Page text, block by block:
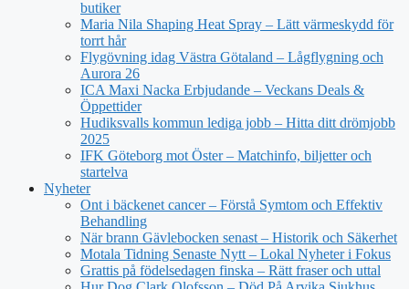
butiker
Maria Nila Shaping Heat Spray – Lätt värmeskydd för
torrt hår
Flygövning idag Västra Götaland – Lågflygning och
Aurora 26
ICA Maxi Nacka Erbjudande – Veckans Deals &
Öppettider
Hudiksvalls kommun lediga jobb – Hitta ditt drömjobb
2025
IFK Göteborg mot Öster – Matchinfo, biljetter och
startelva
Nyheter
Ont i bäckenet cancer – Förstå Symtom och Effektiv
Behandling
När brann Gävlebocken senast – Historik och Säkerhet
Motala Tidning Senaste Nytt – Lokal Nyheter i Fokus
Grattis på födelsedagen finska – Rätt fraser och uttal